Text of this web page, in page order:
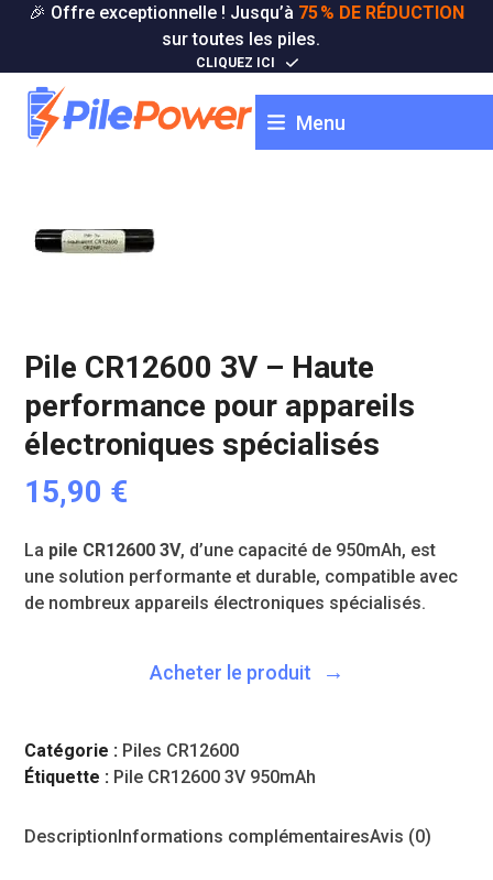
Skip🎉 Offre exceptionnelle ! Jusqu’à 75 % DE RÉDUCTION
sur toutes les piles.
CLIQUEZ ICI
Menu
Pile CR12600 3V – Haute
performance pour appareils
électroniques spécialisés
15,90 €
La pile CR12600 3V, d’une capacité de 950mAh, est
une solution performante et durable, compatible avec
de nombreux appareils électroniques spécialisés.
Acheter le produit
Catégorie : Piles CR12600
Étiquette : Pile CR12600 3V 950mAh
DescriptionInformations complémentairesAvis (0)